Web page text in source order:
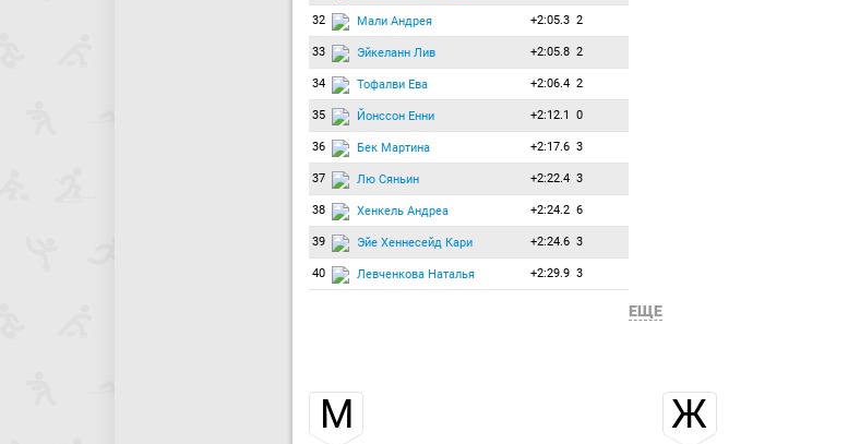
32 Мали Андрея +2:05.3 2
33 Эйкеланн Лив +2:05.8 2
34 Тофалви Ева +2:06.4 2
35 Йонссон Енни +2:12.1 0
36 Бек Мартина +2:17.6 3
37 Лю Сяньин +2:22.4 3
38 Хенкель Андреа +2:24.2 6
39 Эйе Хеннесейд Кари +2:24.6 3
40 Левченкова Наталья +2:29.9 3
ЕЩЕ
М Ж